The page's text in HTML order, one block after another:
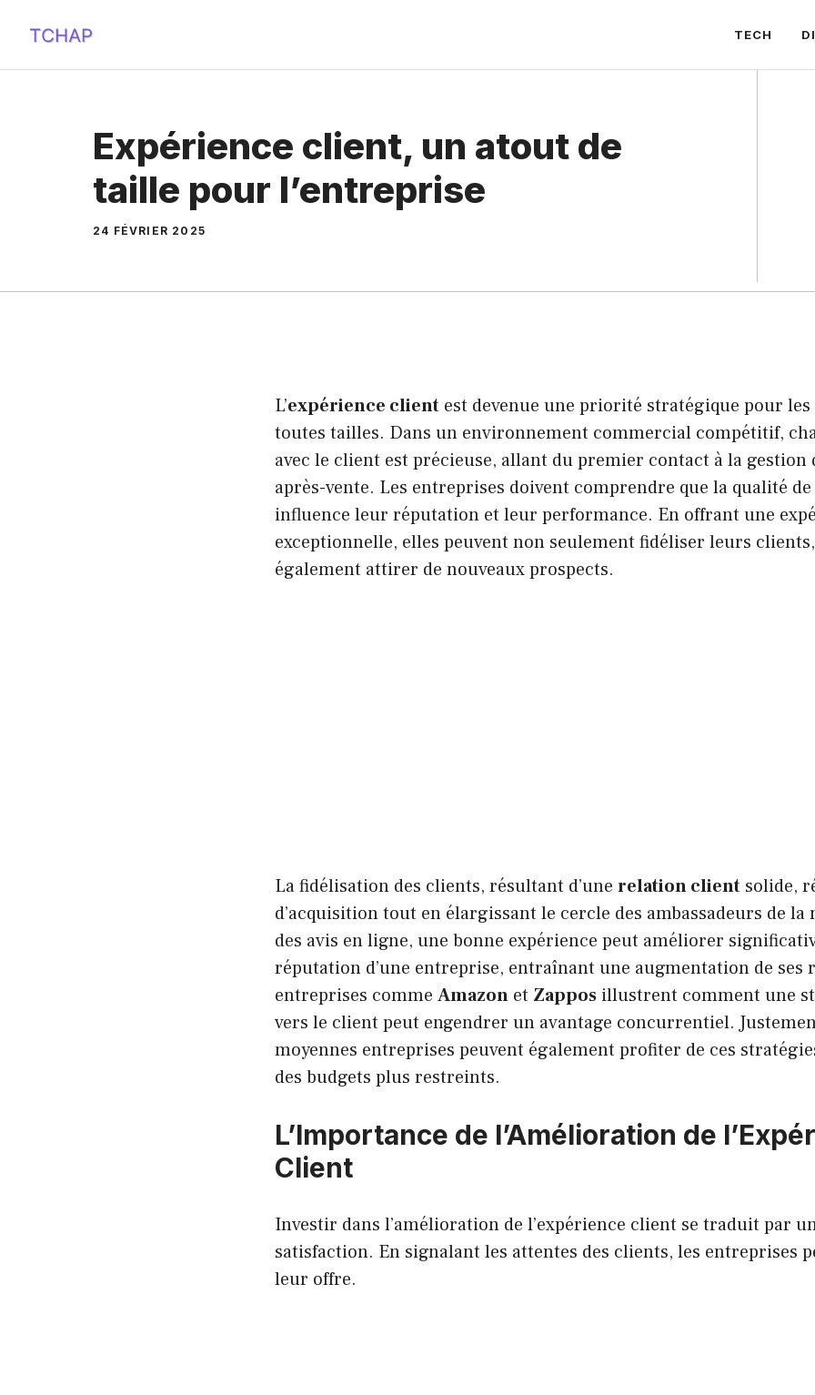
contenu
TECH
Expérience client, un atout de
taille pour l’entreprise
24 FÉVRIER 2025
L’expérience client est devenue une priorité stratégique pour
toutes tailles. Dans un environnement commercial compétitif,
avec le client est précieuse, allant du premier contact à la gestion
après-vente. Les entreprises doivent comprendre que la qualité
influence leur réputation et leur performance. En offrant une
exceptionnelle, elles peuvent non seulement fidéliser leurs
également attirer de nouveaux prospects.
La fidélisation des clients, résultant d’une relation client solide,
d’acquisition tout en élargissant le cercle des ambassadeurs de la
des avis en ligne, une bonne expérience peut améliorer
réputation d’une entreprise, entraînant une augmentation de ses
entreprises comme Amazon et Zappos illustrent comment une
vers le client peut engendrer un avantage concurrentiel.
moyennes entreprises peuvent également profiter de ces
des budgets plus restreints.
L’Importance de l’Amélioration de
Client
Investir dans l’amélioration de l’expérience client se traduit par
satisfaction. En signalant les attentes des clients, les entreprises
leur offre.